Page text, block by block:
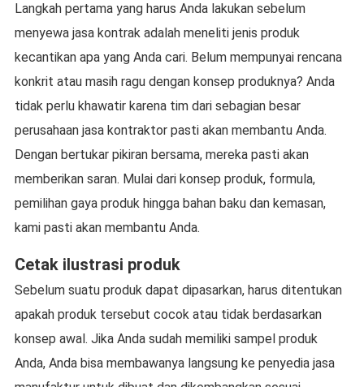
Langkah pertama yang harus Anda lakukan sebelum
menyewa jasa kontrak adalah meneliti jenis produk
kecantikan apa yang Anda cari. Belum mempunyai rencana
konkrit atau masih ragu dengan konsep produknya? Anda
tidak perlu khawatir karena tim dari sebagian besar
perusahaan jasa kontraktor pasti akan membantu Anda.
Dengan bertukar pikiran bersama, mereka pasti akan
memberikan saran. Mulai dari konsep produk, formula,
pemilihan gaya produk hingga bahan baku dan kemasan,
kami pasti akan membantu Anda.
Cetak ilustrasi produk
Sebelum suatu produk dapat dipasarkan, harus ditentukan
apakah produk tersebut cocok atau tidak berdasarkan
konsep awal. Jika Anda sudah memiliki sampel produk
Anda, Anda bisa membawanya langsung ke penyedia jasa